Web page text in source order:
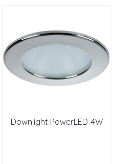
Downlight PowerLED-4W